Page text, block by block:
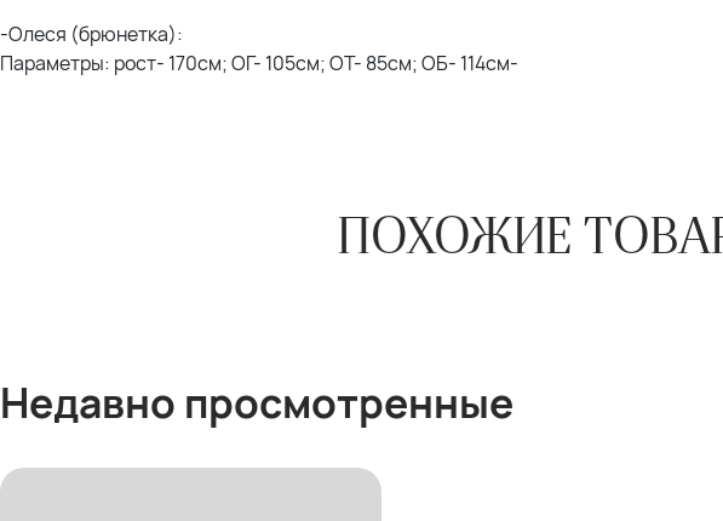
-Олеся (брюнетка):
Параметры: рост- 170см; ОГ- 105см; ОТ- 85см; ОБ- 114см-
ПОХОЖИЕ
Недавно просмотренные